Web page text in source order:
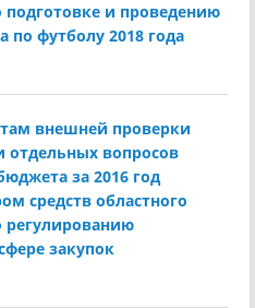
и проведению
футболу 2018 года
внешней проверки
отдельных вопросов
за 2016 год
средств областного
закупок